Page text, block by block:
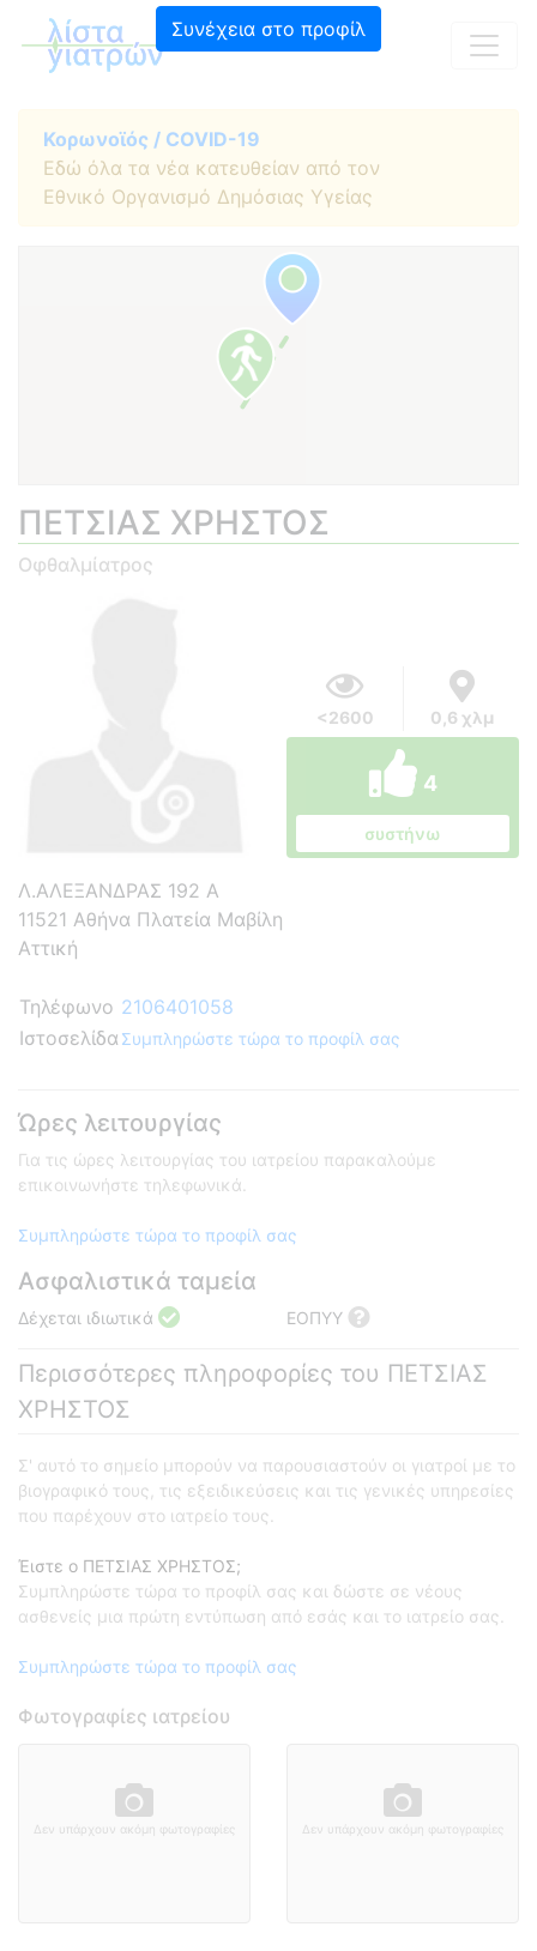
Συνέχεια στο προφίλ
Κορωνοϊός / COVID-19
Εδώ όλα τα νέα κατευθείαν από τον
Εθνικό Οργανισμό Δημόσιας Υγείας
ΠΕΤΣΙΑΣ ΧΡΗΣΤΟΣ
Οφθαλμίατρος
<2600 0,6 χλμ
4
συστήνω
Λ.ΑΛΕΞΑΝΔΡΑΣ 192 Α
11521 Αθήνα Πλατεία Μαβίλη
Αττική
Τηλέφωνο 2106401058
Ιστοσελίδα Συμπληρώστε τώρα το προφίλ σας
Ώρες λειτουργίας
Για τις ώρες λειτουργίας του ιατρείου παρακαλούμε
επικοινωνήστε τηλεφωνικά.
Συμπληρώστε τώρα το προφίλ σας
Ασφαλιστικά ταμεία
Δέχεται ιδιωτικά ΕΟΠΥΥ
Περισσότερες πληροφορίες του ΠΕΤΣΙΑΣ
ΧΡΗΣΤΟΣ
Σ' αυτό το σημείο μπορούν να παρουσιαστούν οι γιατροί με το
βιογραφικό τους, τις εξειδικεύσεις και τις γενικές υπηρεσίες
που παρέχουν στο ιατρείο τους.
Έιστε ο ΠΕΤΣΙΑΣ ΧΡΗΣΤΟΣ;
Συμπληρώστε τώρα το προφίλ σας και δώστε σε νέους
ασθενείς μια πρώτη εντύπωση από εσάς και το ιατρείο σας.
Συμπληρώστε τώρα το προφίλ σας
Φωτογραφίες ιατρείου
Δεν υπάρχουν ακόμη φωτογραφίες Δεν υπάρχουν ακόμη φωτογραφίες